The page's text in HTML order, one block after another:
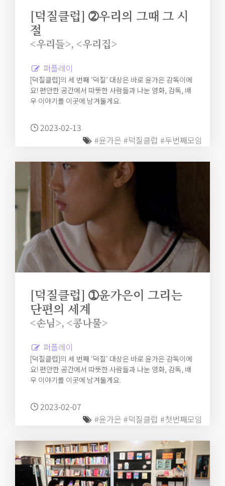
[덕질클럽] ➁우리의 그때 그 시
절
<우리들>, <우리집>
퍼플레이
[덕질클럽]의 세 번째 ‘덕질’ 대상은 바로 윤가은 감독이에
요! 편안한 공간에서 따뜻한 사람들과 나눈 영화, 감독, 배
우 이야기를 이곳에 남겨둘게요.
2023-02-13
#윤가은 #덕질클럽 #두번째모임
[덕질클럽] ➀윤가은이 그리는
단편의 세계
<손님>, <콩나물>
퍼플레이
[덕질클럽]의 세 번째 ‘덕질’ 대상은 바로 윤가은 감독이에
요! 편안한 공간에서 따뜻한 사람들과 나눈 영화, 감독, 배
우 이야기를 이곳에 남겨둘게요.
2023-02-07
#윤가은 #덕질클럽 #첫번째모임